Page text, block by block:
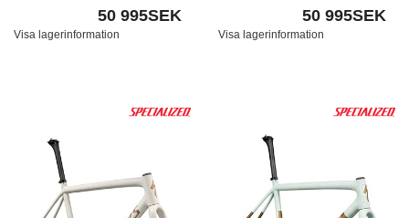
50 995SEK
Visa lagerinformation
Nyhet
50 995SEK
Visa lagerinformation